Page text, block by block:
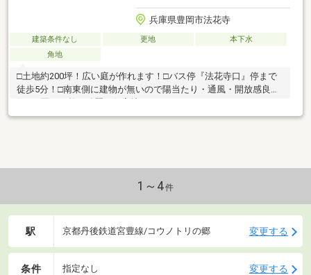
兵庫県豊岡市法花寺
建築条件なし 更地
本下水
角地
□土地約200坪！広い庭が作れます！□バス停『法花寺口』停まで
徒歩5分！□南東側に建物が無いので陽当たり・通風・開放感良
1～4件
駅 京都丹後鉄道宮豊線/コウノトリの郷 変更する
条件 指定なし 変更する